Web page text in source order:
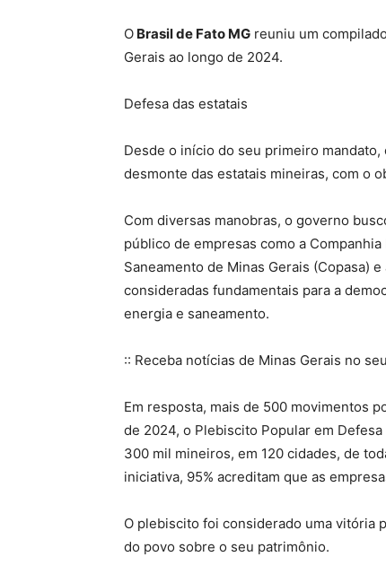
O Brasil de Fato MG reuniu um
Gerais ao longo de 2024.
Defesa das estatais
Desde o início do seu primeiro
desmonte das estatais mineiras, com o
Com diversas manobras, o governo
público de empresas como a
Saneamento de Minas Gerais (Copasa)
consideradas fundamentais para a
energia e saneamento.
:: Receba notícias de Minas Gerais no
Em resposta, mais de 500 movimentos
de 2024, o Plebiscito Popular em
300 mil mineiros, em 120 cidades, de
iniciativa, 95% acreditam que as
O plebiscito foi considerado uma vitória
do povo sobre o seu patrimônio.